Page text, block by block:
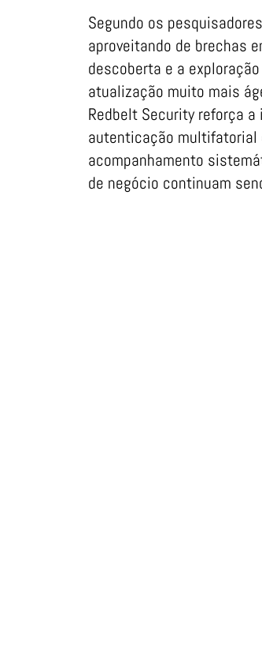
Segundo os
aproveitando de brechas
descoberta e a
atualização muito mais
Redbelt Security reforça
autenticação multifatorial
acompanhamento
de negócio continuam